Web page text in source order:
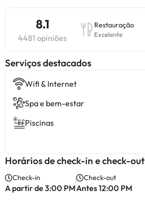
8.1
4481 opiniões
Restauração
Excelente
Serviços destacados
Wifi & Internet
Spa e bem-estar
Piscinas
Horários de check-in e check-out
Check-in
A partir de 3:00 PM
Check-out
Antes 12:00 PM